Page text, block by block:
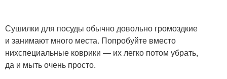
Сушилки для посуды обычно довольно громоздкие
и занимают много места. Попробуйте вместо
нихспециальные коврики — их легко потом убрать,
да и мыть очень просто.